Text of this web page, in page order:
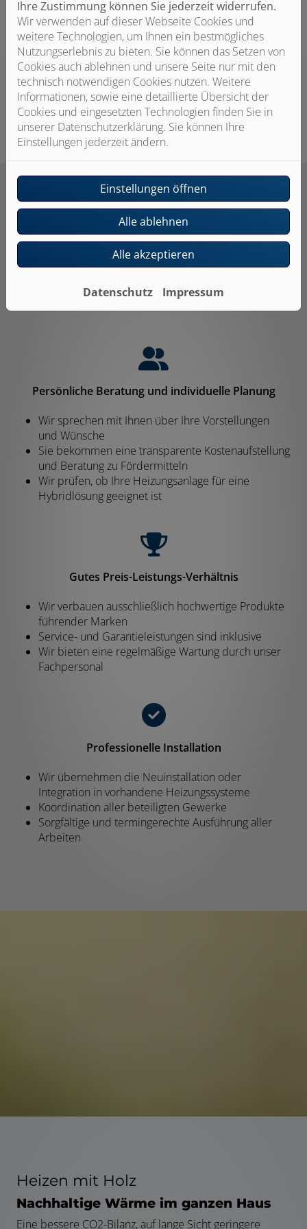
Sie am besten geeignet ist. Bei der Installation
übernehmen wir zudem die Koordination anderer
Gewerke und arbeiten eng mit Partnerunternehmen
und renommierten Marken zusammen. So bekommen
Sie höchste Qualität, sowohl bei der Arbeit als auch den
Produkten.
Ihre Vorteile mit Schumacher
GmbH Heizung-Lüftung-Sanitär
Persönliche Beratung und individuelle Planung
Wir sprechen mit Ihnen über Ihre Vorstellungen
und Wünsche
Sie bekommen eine transparente Kostenaufstellung
und Beratung zu Fördermitteln
Wir prüfen, ob Ihre Heizungsanlage für eine
Hybridlösung geeignet ist
Gutes Preis-Leistungs-Verhältnis
Wir verbauen ausschließlich hochwertige Produkte
führender Marken
Service- und Garantieleistungen sind inklusive
Wir bieten eine regelmäßige Wartung durch unser
Fachpersonal
Professionelle Installation
Wir übernehmen die Neuinstallation oder
Integration in vorhandene Heizungssysteme
Koordination aller beteiligten Gewerke
Sorgfältige und termingerechte Ausführung aller
Arbeiten
Heizen mit Holz
Nachhaltige Wärme im ganzen Haus
Eine bessere CO2-Bilanz, auf lange Sicht geringere
Ihre Zustimmung können Sie jederzeit widerrufen.
Wir verwenden auf dieser Webseite Cookies und
weitere Technologien, um Ihnen ein bestmögliches
Nutzungserlebnis zu bieten. Sie können das Setzen von
Cookies auch ablehnen und unsere Seite nur mit den
technisch notwendigen Cookies nutzen. Weitere
Informationen, sowie eine detaillierte Übersicht der
Cookies und eingesetzten Technologien finden Sie in
unserer Datenschutzerklärung. Sie können Ihre
Einstellungen jederzeit ändern.
Einstellungen öffnen
Alle ablehnen
Alle akzeptieren
Datenschutz Impressum